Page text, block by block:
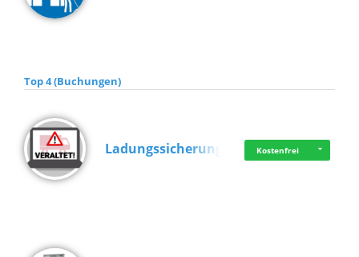
Top 4 (Buchungen)
Ladungssicherung Kostenfrei